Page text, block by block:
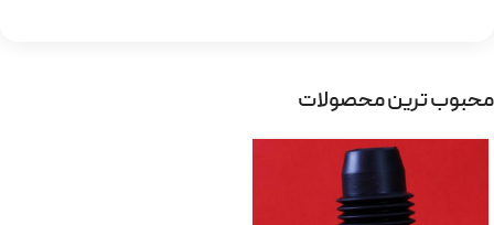
محبوب ترین محصولات